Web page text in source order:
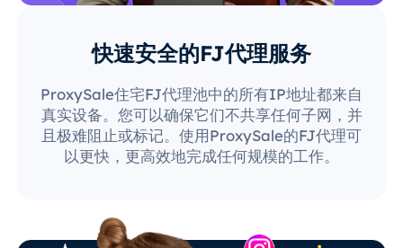
快速安全的FJ代理服务
ProxySale住宅FJ代理池中的所有IP地址都来自
真实设备。您可以确保它们不共享任何子网，并
且极难阻止或标记。使用ProxySale的FJ代理可
以更快，更高效地完成任何规模的工作。